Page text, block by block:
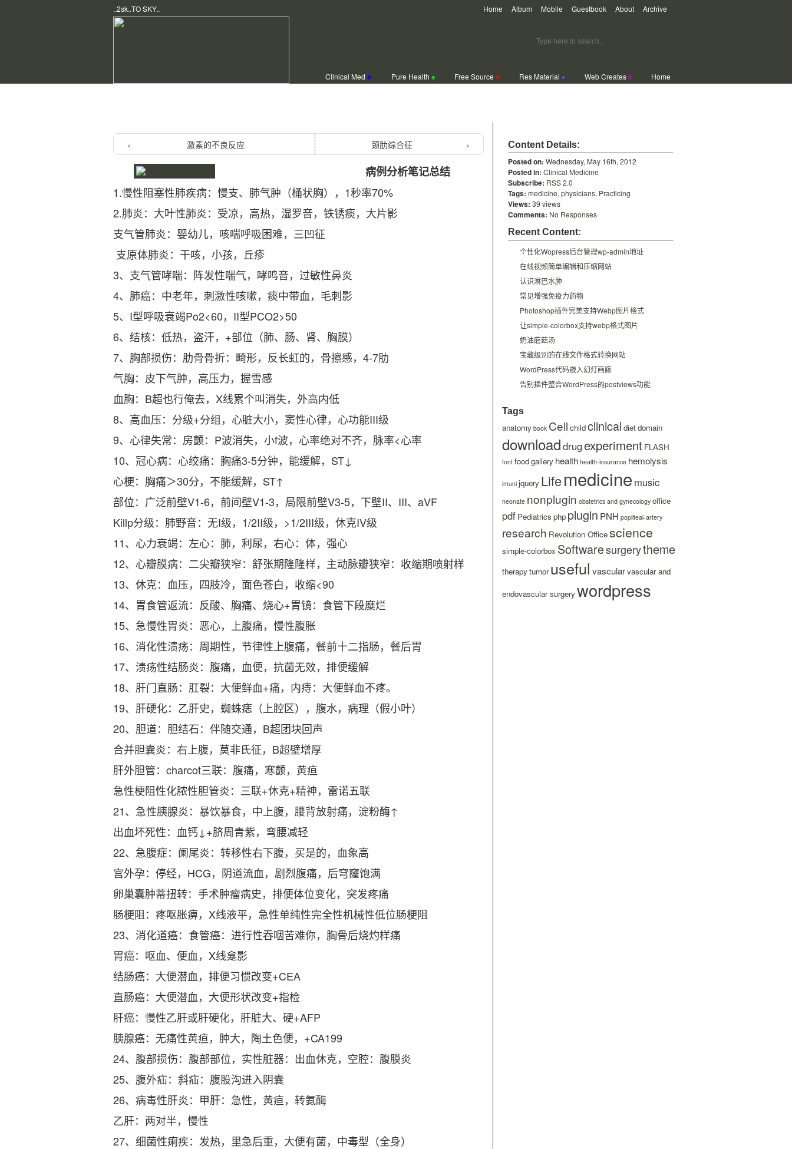
..2sk..TO SKY.. Home Album Mobile Guestbook About Archive
Clinical Med ♣ Pure Health ♠ Free Source ♥ Res Material ♦ Web Creates◊ Home
激素的不良反应 颈肋综合征
病例分析笔记总结
1.慢性阻塞性肺疾病：慢支、肺气肿（桶状胸），1秒率70%
2.肺炎：大叶性肺炎：受凉，高热，湿罗音，铁锈痰，大片影
支气管肺炎：婴幼儿，咳喘呼吸困难，三凹征
支原体肺炎：干咳，小孩，丘疹
3、支气管哮喘：阵发性喘气，哮鸣音，过敏性鼻炎
4、肺癌：中老年，刺激性咳嗽，痰中带血，毛刺影
5、I型呼吸衰竭Po2<60，II型PCO2>50
6、结核：低热，盗汗，+部位（肺、肠、肾、胸膜）
7、胸部损伤：肋骨骨折：畸形，反长虹的，骨擦感，4-7肋
气胸：皮下气肿，高压力，握雪感
血胸：B超也行俺去，X线累个叫消失，外高内低
8、高血压：分级+分组，心脏大小，窦性心律，心功能III级
9、心律失常：房颤：P波消失，小f波，心率绝对不齐，脉率<心率
10、冠心病：心绞痛：胸痛3-5分钟，能缓解，ST↓
心梗：胸痛＞30分，不能缓解，ST↑
部位：广泛前壁V1-6，前间壁V1-3，局限前壁V3-5，下壁II、III、aVF
Killp分级：肺野音：无I级，1/2II级，>1/2III级，休克IV级
11、心力衰竭：左心：肺，利尿，右心：体，强心
12、心瓣膜病：二尖瓣狭窄：舒张期隆隆样，主动脉瓣狭窄：收缩期喷射样
13、休克：血压，四肢冷，面色苍白，收缩<90
14、胃食管返流：反酸、胸痛、烧心+胃镜：食管下段糜烂
15、急慢性胃炎：恶心，上腹痛，慢性腹胀
16、消化性溃疡：周期性，节律性上腹痛，餐前十二指肠，餐后胃
17、溃疡性结肠炎：腹痛，血便，抗菌无效，排便缓解
18、肝门直肠：肛裂：大便鲜血+痛，内痔：大便鲜血不疼。
19、肝硬化：乙肝史，蜘蛛痣（上腔区），腹水，病理（假小叶）
20、胆道：胆结石：伴随交通，B超团块回声
合并胆囊炎：右上腹，莫非氏征，B超壁增厚
肝外胆管：charcot三联：腹痛，寒颤，黄疸
急性梗阻性化脓性胆管炎：三联+休克+精神，雷诺五联
21、急性胰腺炎：暴饮暴食，中上腹，腰背放射痛，淀粉酶↑
出血坏死性：血钙↓+脐周青紫，弯腰减轻
22、急腹症：阑尾炎：转移性右下腹，买是的，血象高
宫外孕：停经，HCG，阴道流血，剧烈腹痛，后穹窿饱满
卵巢囊肿蒂扭转：手术肿瘤病史，排便体位变化，突发疼痛
肠梗阻：疼呕胀痹，X线液平，急性单纯性完全性机械性低位肠梗阻
23、消化道癌：食管癌：进行性吞咽苦难你，胸骨后烧灼样痛
胃癌：呕血、便血，X线龛影
结肠癌：大便潜血，排便习惯改变+CEA
直肠癌：大便潜血，大便形状改变+指检
肝癌：慢性乙肝或肝硬化，肝脏大、硬+AFP
胰腺癌：无痛性黄疸，肿大，陶土色便，+CA199
24、腹部损伤：腹部部位，实性脏器：出血休克，空腔：腹膜炎
25、腹外疝：斜疝：腹股沟进入阴囊
26、病毒性肝炎：甲肝：急性，黄疸，转氨酶
乙肝：两对半，慢性
27、细菌性痢疾：发热，里急后重，大便有菌，中毒型（全身）
Content Details:
Posted on: Wednesday, May 16th, 2012
Posted in: Clinical Medicine
Subscribe: RSS 2.0
Tags: medicine, physicians, Practicing
Views: 39 views
Comments: No Responses
Recent Content:
个性化Wopress后台管理wp-admin地址
在线视频简单编辑和压缩网站
认识淋巴水肿
常见增强免疫力药物
Photoshop插件完美支持Webp图片格式
让simple-colorbox支持webp格式图片
奶油蘑菇汤
宝藏级别的在线文件格式转换网站
WordPress代码嵌入幻灯画廊
告别插件整合WordPress的postviews功能
Tags
anatomy book Cell childclinical dietdomain
downloaddrugexperiment FLASH
font foodgallery health health-insurance hemolysis
imuni jquery Lifemedicine music
neonate nonplugin obstetrics and gynecology office
pdf Pediatrics php plugin PNH popliteal-artery
research Revolution Officescience
simple-colorbox Softwaresurgerytheme
therapytumor useful vascularvascular and
endovascular surgerywordpress